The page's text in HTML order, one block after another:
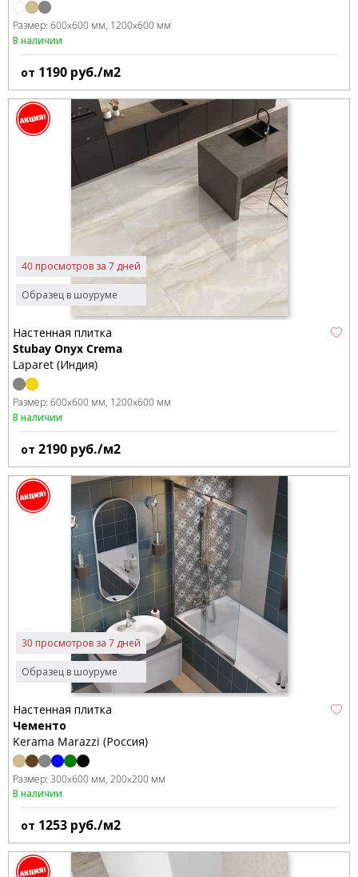
Размер: 600x600 мм 1200x600 мм
В наличии
от 1190 руб./м2
Образец в шоуруме
40 просмотров за 7 дней
Настенная плитка
Stubay Onyx Crema
Laparet (Индия)
Размер: 600x600 мм 1200x600 мм
В наличии
от 2190 руб./м2
Образец в шоуруме
30 просмотров за 7 дней
Настенная плитка
Чементо
Kerama Marazzi (Россия)
Размер: 300x600 мм 200x200 мм
В наличии
от 1253 руб./м2